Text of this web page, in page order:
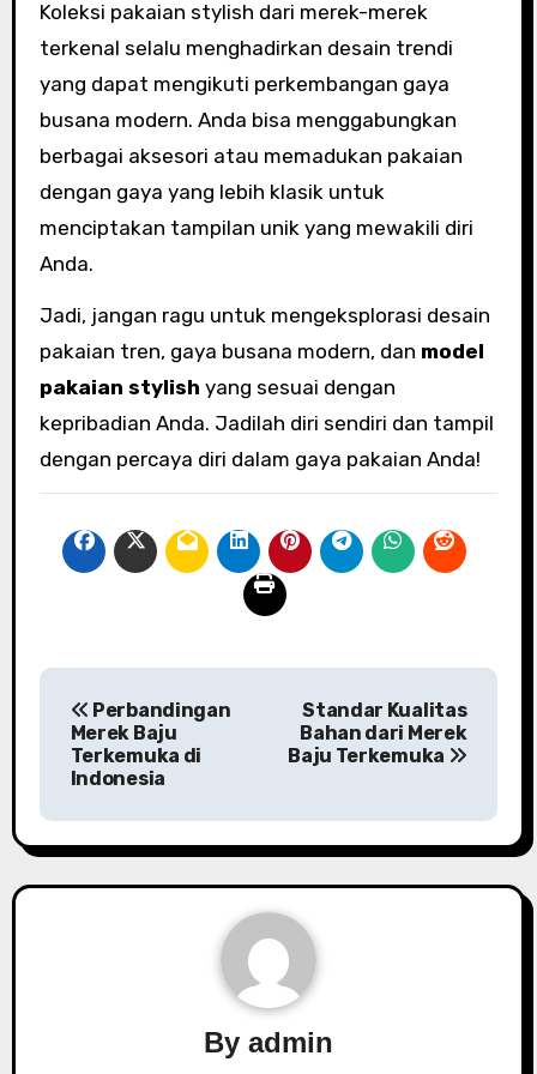
Koleksi pakaian stylish dari merek-merek
terkenal selalu menghadirkan desain trendi
yang dapat mengikuti perkembangan gaya
busana modern. Anda bisa menggabungkan
berbagai aksesori atau memadukan pakaian
dengan gaya yang lebih klasik untuk
menciptakan tampilan unik yang mewakili diri
Anda.
Jadi, jangan ragu untuk mengeksplorasi desain
pakaian tren, gaya busana modern, dan model
pakaian stylish yang sesuai dengan
kepribadian Anda. Jadilah diri sendiri dan tampil
dengan percaya diri dalam gaya pakaian Anda!
t
n
Perbandingan
Merek Baju
Terkemuka di
Indonesia
Standar Kualitas
Bahan dari Merek
Baju Terkemuka
By admin